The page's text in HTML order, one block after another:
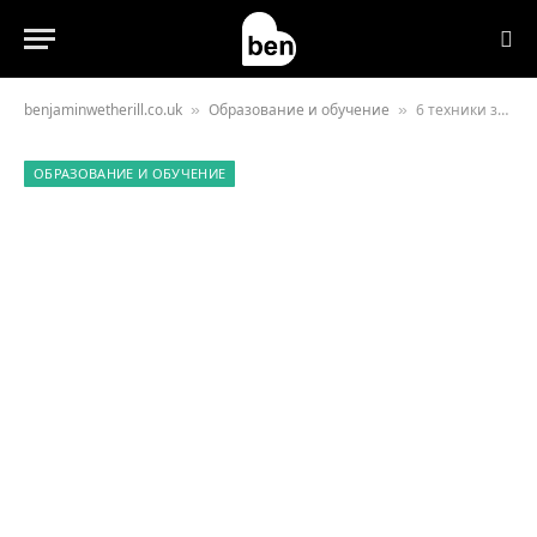
benjaminwetherill.co.uk » Образование и обучение » 6 техники за обучение, които трябва да знаете
ОБРАЗОВАНИЕ И ОБУЧЕНИЕ